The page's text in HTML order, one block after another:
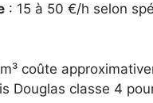
: 15 à 50 €/h selon
coûte
Douglas classe 4